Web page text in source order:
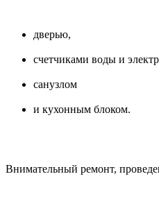
дверью,
счетчиками воды и
санузлом
и кухонным блоком.
Внимательный ремонт,